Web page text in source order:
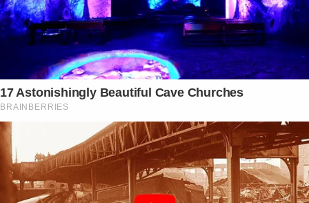
17 Astonishingly Beautiful Cave Churches
BRAINBERRIES